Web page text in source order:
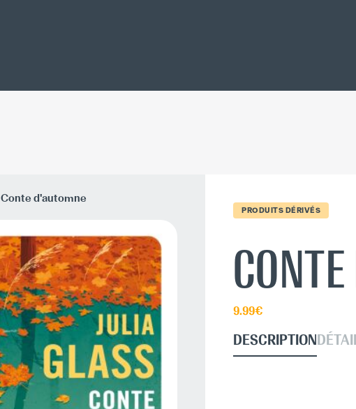
Conte d'automne
PRODUITS DÉRIVÉS
9.99€
DESCRIPTION